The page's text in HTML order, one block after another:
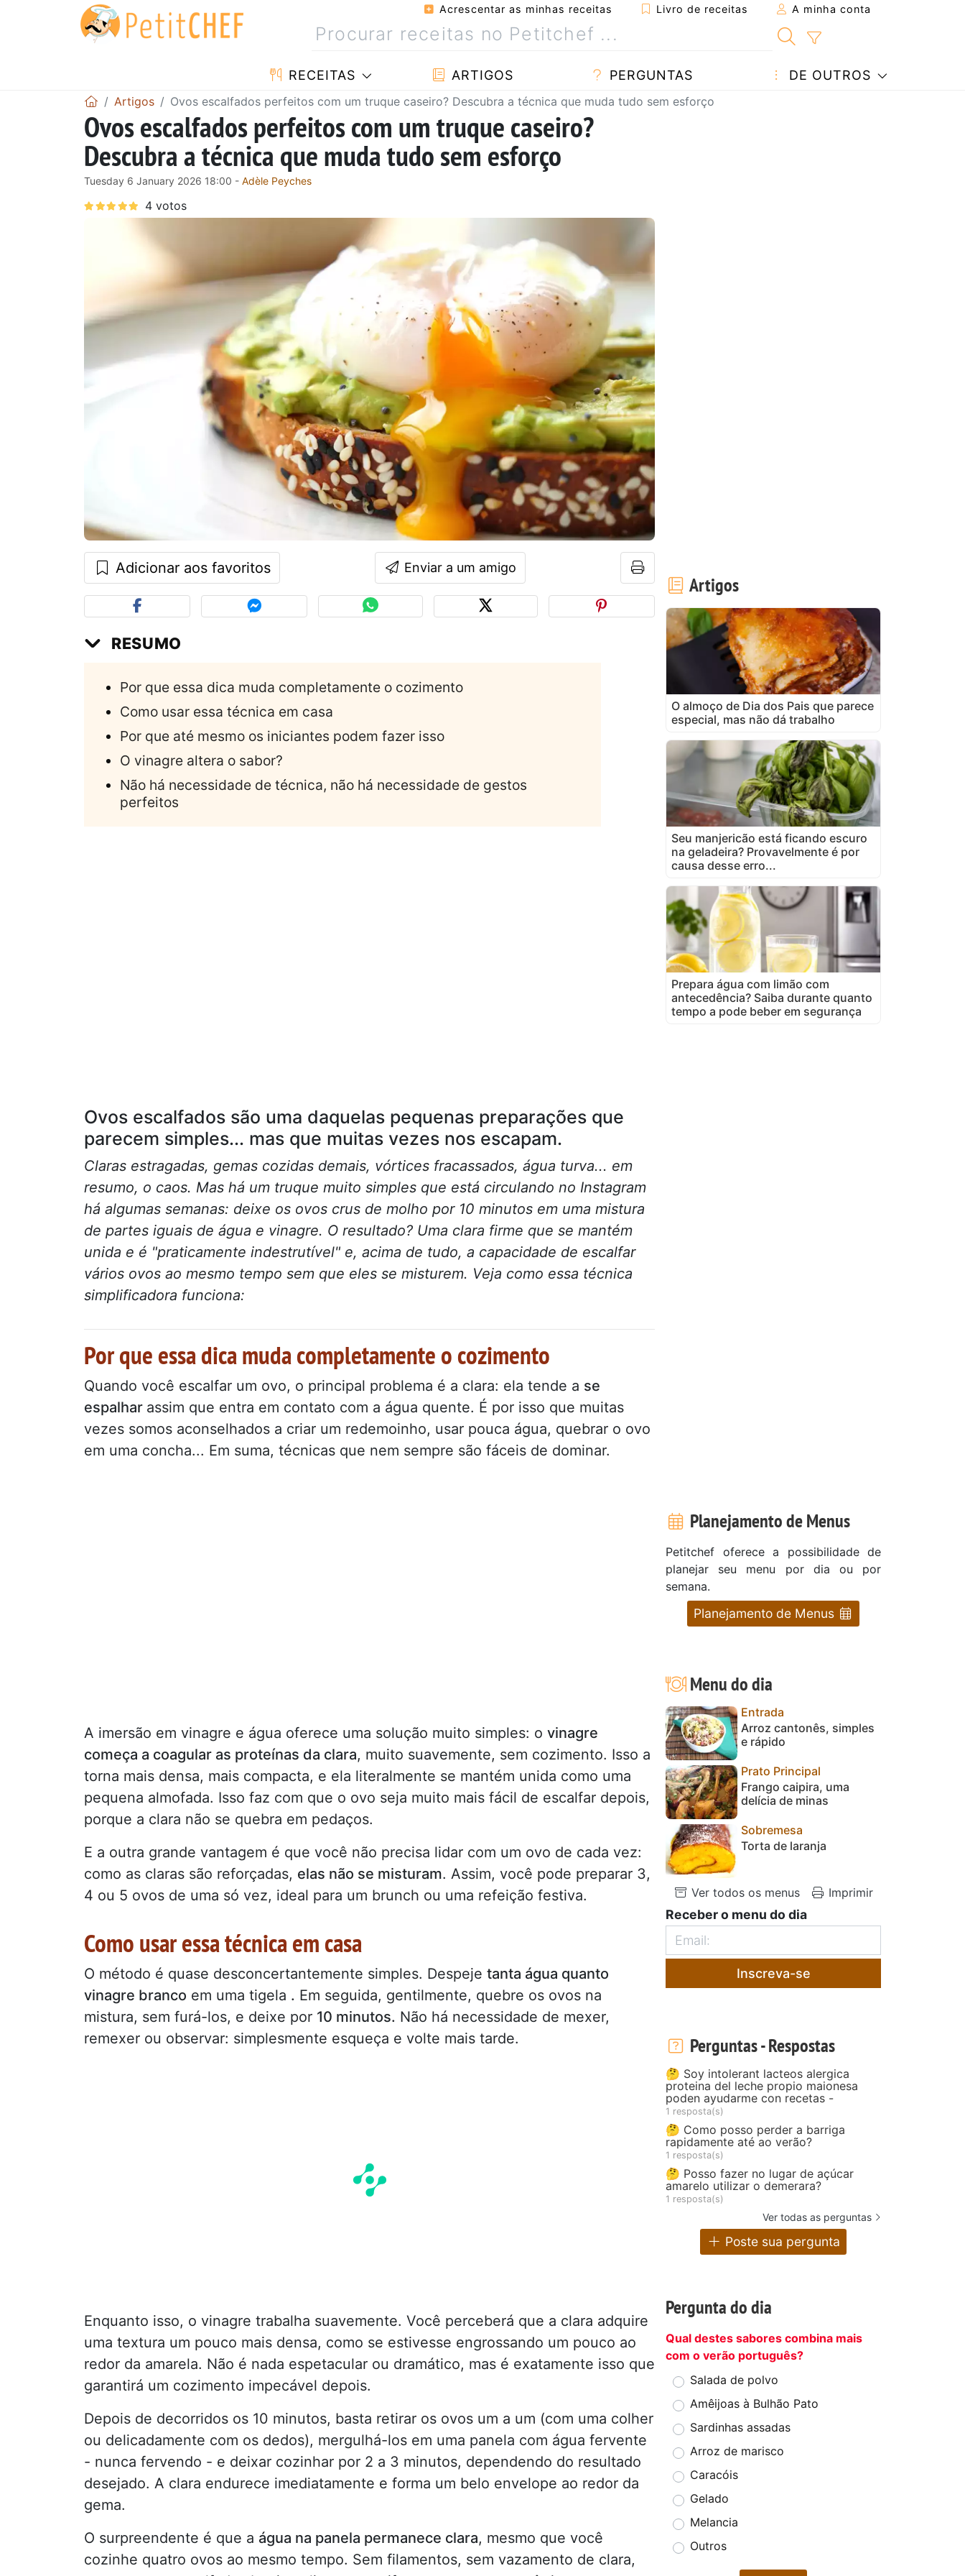
Acrescentar as minhas receitas Livro de receitas A minha conta
RECEITAS ARTIGOS PERGUNTAS DE OUTROS
Artigos Ovos escalfados perfeitos com um truque caseiro? Descubra a técnica que muda tudo sem esforço
Ovos escalfados perfeitos com um truque caseiro?
Descubra a técnica que muda tudo sem esforço
Tuesday 6 January 2026 18:00 - Adèle Peyches
Adicionar aos favoritos Enviar a um amigo
RESUMO
Por que essa dica muda completamente o cozimento
Como usar essa técnica em casa
Por que até mesmo os iniciantes podem fazer isso
O vinagre altera o sabor?
Não há necessidade de técnica, não há necessidade de gestos
perfeitos
Ovos escalfados são uma daquelas pequenas preparações que
parecem simples... mas que muitas vezes nos escapam.
Claras estragadas, gemas cozidas demais, vórtices fracassados, água turva... em
resumo, o caos. Mas há um truque muito simples que está circulando no Instagram
há algumas semanas: deixe os ovos crus de molho por 10 minutos em uma mistura
de partes iguais de água e vinagre. O resultado? Uma clara firme que se mantém
unida e é "praticamente indestrutível" e, acima de tudo, a capacidade de escalfar
vários ovos ao mesmo tempo sem que eles se misturem. Veja como essa técnica
simplificadora funciona:
Por que essa dica muda completamente o cozimento
Quando você escalfar um ovo, o principal problema é a clara: ela tende a se
espalhar assim que entra em contato com a água quente. É por isso que muitas
vezes somos aconselhados a criar um redemoinho, usar pouca água, quebrar o ovo
em uma concha... Em suma, técnicas que nem sempre são fáceis de dominar.
A imersão em vinagre e água oferece uma solução muito simples: o vinagre
começa a coagular as proteínas da clara, muito suavemente, sem cozimento. Isso a
torna mais densa, mais compacta, e ela literalmente se mantém unida como uma
pequena almofada. Isso faz com que o ovo seja muito mais fácil de escalfar depois,
porque a clara não se quebra em pedaços.
E a outra grande vantagem é que você não precisa lidar com um ovo de cada vez:
como as claras são reforçadas, elas não se misturam. Assim, você pode preparar 3,
4 ou 5 ovos de uma só vez, ideal para um brunch ou uma refeição festiva.
Como usar essa técnica em casa
O método é quase desconcertantemente simples. Despeje tanta água quanto
vinagre branco em uma tigela . Em seguida, gentilmente, quebre os ovos na
mistura, sem furá-los, e deixe por 10 minutos. Não há necessidade de mexer,
remexer ou observar: simplesmente esqueça e volte mais tarde.
Enquanto isso, o vinagre trabalha suavemente. Você perceberá que a clara adquire
uma textura um pouco mais densa, como se estivesse engrossando um pouco ao
redor da amarela. Não é nada espetacular ou dramático, mas é exatamente isso que
garantirá um cozimento impecável depois.
Depois de decorridos os 10 minutos, basta retirar os ovos um a um (com uma colher
ou delicadamente com os dedos), mergulhá-los em uma panela com água fervente
- nunca fervendo - e deixar cozinhar por 2 a 3 minutos, dependendo do resultado
desejado. A clara endurece imediatamente e forma um belo envelope ao redor da
gema.
O surpreendente é que a água na panela permanece clara, mesmo que você
cozinhe quatro ovos ao mesmo tempo. Sem filamentos, sem vazamento de clara,
Artigos
O almoço de Dia dos Pais que parece
especial, mas não dá trabalho
Seu manjericão está ficando escuro
na geladeira? Provavelmente é por
causa desse erro...
Prepara água com limão com
antecedência? Saiba durante quanto
tempo a pode beber em segurança
Planejamento de Menus
Petitchef oferece a possibilidade de
planejar seu menu por dia ou por
semana.
Planejamento de Menus
Menu do dia
Entrada
Arroz cantonês, simples
e rápido
Prato Principal
Frango caipira, uma
delícia de minas
Sobremesa
Torta de laranja
Ver todos os menus Imprimir
Receber o menu do dia
Inscreva-se
Perguntas - Respostas
🤔 Soy intolerant lacteos alergica
proteina del leche propio maionesa
poden ayudarme con recetas -
1 resposta(s)
🤔 Como posso perder a barriga
rapidamente até ao verão?
1 resposta(s)
🤔 Posso fazer no lugar de açúcar
amarelo utilizar o demerara?
1 resposta(s)
Ver todas as perguntas
Poste sua pergunta
Pergunta do dia
Qual destes sabores combina mais
com o verão português?
Salada de polvo
Amêijoas à Bulhão Pato
Sardinhas assadas
Arroz de marisco
Caracóis
Gelado
Melancia
Outros